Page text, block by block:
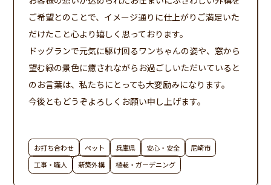
ご希望とのことで、イメージ通りに仕上がりご満足いた
だけたこと心より嬉しく思っております。
ドッグランで元気に駆け回るワンちゃんの姿や、窓から
望む緑の景色に癒されながらお過ごしいただいていると
のお言葉は、私たちにとっても大変励みになります。
今後ともどうぞよろしくお願い申し上げます。
お打ち合わせ ペット 兵庫県 安心・安全
尼崎市
工事・職人
新築外構 植栽・ガーデニング